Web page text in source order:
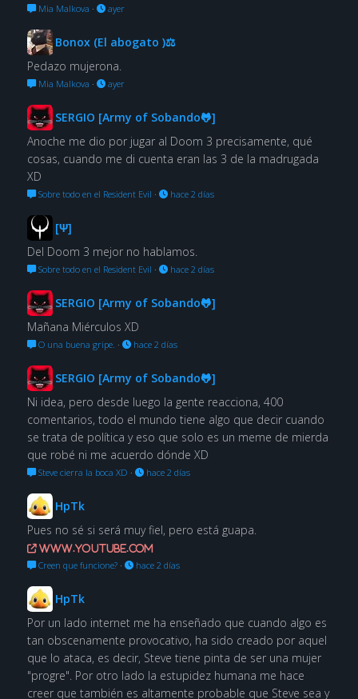
Mia Malkova · ayer
Bonox (El abogato )⚖
Pedazo mujerona.
Mia Malkova · ayer
SERGIO [Army of Sobando🐸]
Anoche me dio por jugar al Doom 3 precisamente, qué
cosas, cuando me di cuenta eran las 3 de la madrugada
XD
Sobre todo en el Resident Evil · hace 2 días
[Ψ]
Del Doom 3 mejor no hablamos.
Sobre todo en el Resident Evil · hace 2 días
SERGIO [Army of Sobando🐸]
Mañana Miérculos XD
O una buena gripe. · hace 2 días
SERGIO [Army of Sobando🐸]
Ni idea, pero desde luego la gente reacciona, 400
comentarios, todo el mundo tiene algo que decir cuando
se trata de política y eso que solo es un meme de mierda
que robé ni me acuerdo dónde XD
Steve cierra la boca XD · hace 2 días
HpTk
Pues no sé si será muy fiel, pero está guapa.
www.youtube.com
Creen que funcione?· hace 2 días
HpTk
Por un lado internet me ha enseñado que cuando algo es
tan obscenamente provocativo, ha sido creado por aquel
que lo ataca, es decir, Steve tiene pinta de ser una mujer
"progre". Por otro lado la estupidez humana me hace
creer que también es altamente probable que Steve sea y